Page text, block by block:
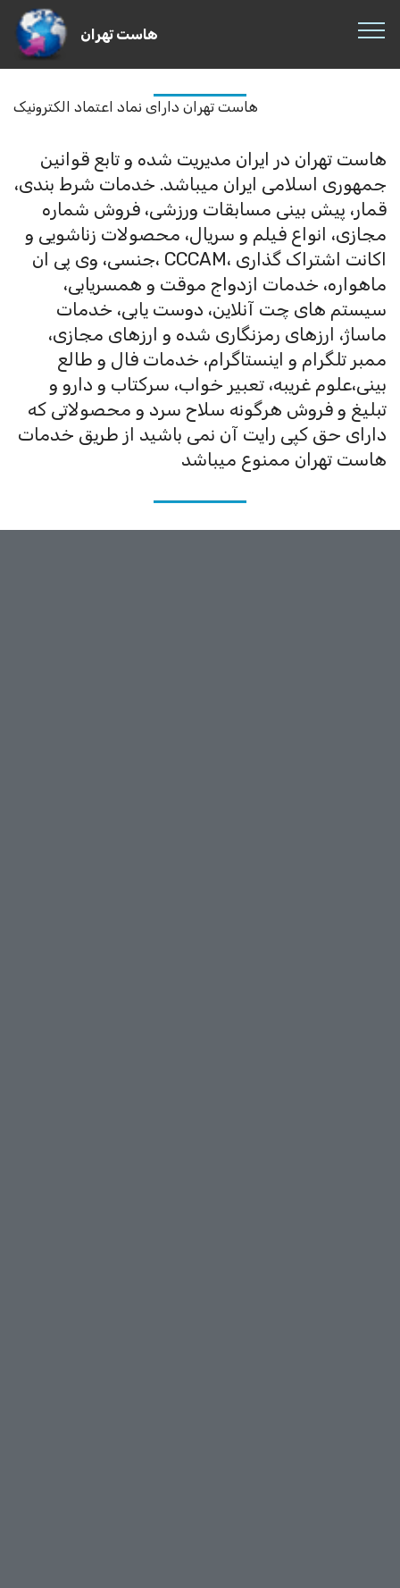
هاست تهران
هاست تهران در ایران مدیریت شده و تابع قوانین
جمهوری اسلامی ایران میباشد. خدمات شرط بندی،
قمار، پیش بینی مسابقات ورزشی، فروش شماره
مجازی، انواع فیلم و سریال، محصولات زناشویی و
جنسی، وی پی ان، CCCAM، اکانت اشتراک گذاری
ماهواره، خدمات ازدواج موقت و همسریابی،
سیستم های چت آنلاین، دوست یابی، خدمات
ماساژ، ارزهای رمزنگاری شده و ارزهای مجازی،
ممبر تلگرام و اینستاگرام، خدمات فال و طالع
بینی،علوم غریبه، تعبیر خواب، سرکتاب و دارو و
تبلیغ و فروش هرگونه سلاح سرد و محصولاتی که
دارای حق کپی رایت آن نمی باشید از طریق خدمات
هاست تهران ممنوع میباشد